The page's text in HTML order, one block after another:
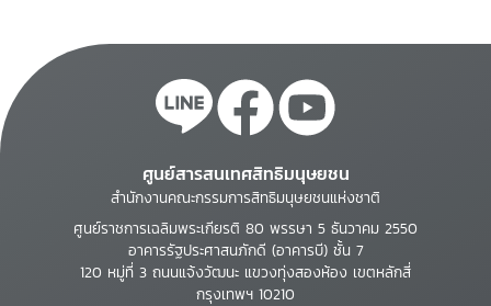
ศูนย์สารสนเทศสิทธิมนุษยชน
สำนักงานคณะกรรมการสิทธิมนุษยชนแห่งชาติ
ศูนย์ราชการเฉลิมพระเกียรติ 80 พรรษา 5 ธันวาคม 2550
อาคารรัฐประศาสนภักดี (อาคารบี) ชั้น 7
120 หมู่ที่ 3 ถนนแจ้งวัฒนะ แขวงทุ่งสองห้อง เขตหลักสี่
กรุงเทพฯ 10210